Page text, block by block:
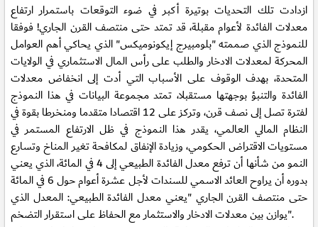
ازدادت تلك التحديات بوتيرة أكبر في ضوء التوقعات باستمرار ارتفاع
معدلات الفائدة لأعوام مقبلة، قد تمتد حتى منتصف القرن الجاري! فوفقا
للنموذج الذي صممته "بلومبيرج إيكونوميكس" الذي يحاكي أهم العوامل
المحركة لمعدلات الادخار والطلب على رأس المال الاستثماري في الولايات
المتحدة، بهدف الوقوف على الأسباب التي أدت إلى انخفاض معدلات
الفائدة والتنبؤ بوجهتها مستقبلا، تمتد مجموعة البيانات في هذا النموذج
لفترة تصل إلى نصف قرن، وتركز على 12 اقتصادا متقدما ومنخرطا بقوة في
النظام المالي العالمي، يقدر هذا النموذج في ظل الارتفاع المستمر في
مستويات الاقتراض الحكومي، وزيادة الإنفاق لمكافحة تغير المناخ وتسارع
النمو من شأنها أن ترفع معدل الفائدة الطبيعي إلى 4 في المائة، الذي يعني
بدوره أن يراوح العائد الاسمي للسندات لأجل عشرة أعوام حول 6 في المائة
حتى منتصف القرن الجاري "يعني معدل الفائدة الطبيعي: المعدل الذي
يوازن بين معدلات الادخار والاستثمار مع الحفاظ على استقرار التضخم".